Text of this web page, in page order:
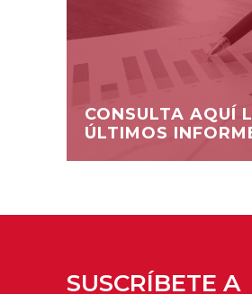
CONSULTA AQUÍ
ÚLTIMOS
SUSCRÍBETE A